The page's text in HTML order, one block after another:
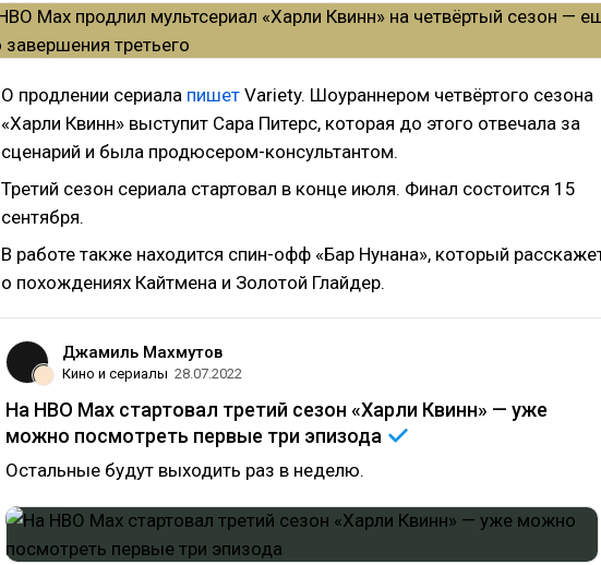
О продлении сериала пишет Variety. Шоураннером четвёртого сезона
«Харли Квинн» выступит Сара Питерс, которая до этого отвечала за
сценарий и была продюсером-консультантом.
Третий сезон сериала стартовал в конце июля. Финал состоится 15
сентября.
В работе также находится спин-офф «Бар Нунана», который
о похождениях Кайтмена и Золотой Глайдер.
Джамиль Махмутов
Кино и сериалы 28.07.2022
На HBO Max стартовал третий сезон «Харли Квинн» — уже
можно посмотреть первые три эпизода
Остальные будут выходить раз в неделю.